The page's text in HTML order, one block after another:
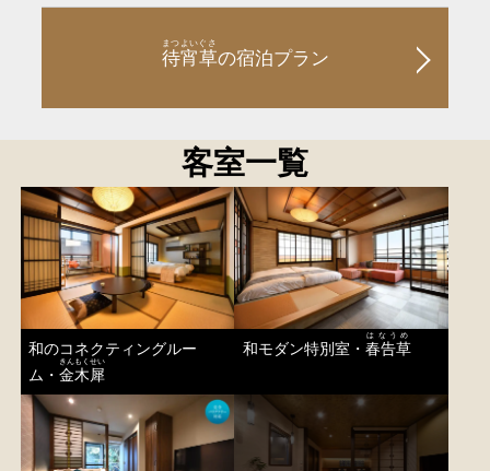
待宵草
まつよいぐさ
の宿泊プラン
客室一覧
和のコネクティングルー
ム・金木犀
きんもくせい
和モダン特別室・ 春告草
はなうめ